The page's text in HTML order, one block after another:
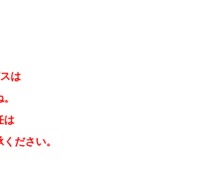
は
は
ださい。